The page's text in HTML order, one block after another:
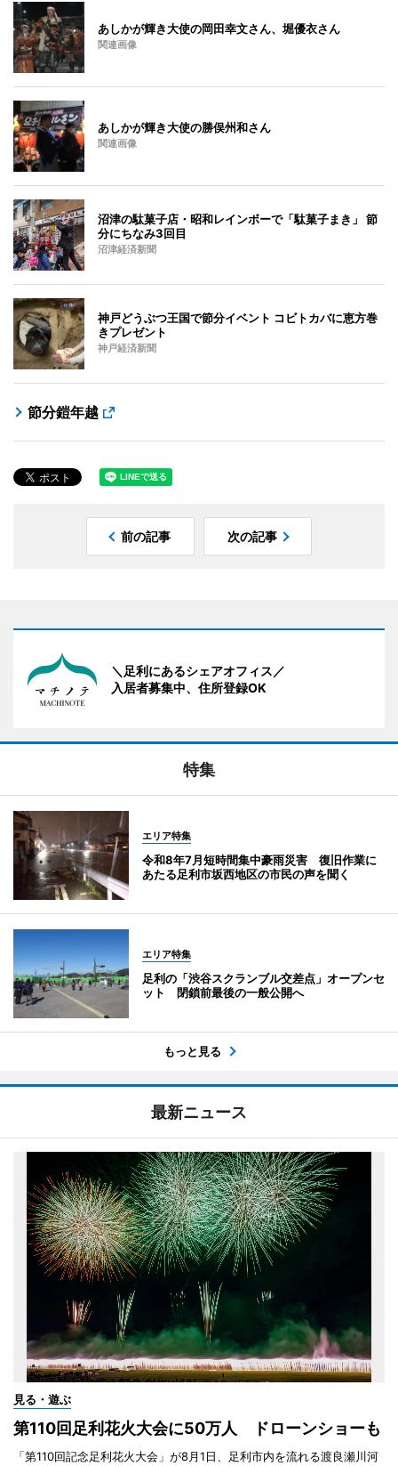
あしかが輝き大使の岡田幸文さん、堀優衣さん
関連画像
あしかが輝き大使の勝俣州和さん
関連画像
沼津の駄菓子店・昭和レインボーで「駄菓子まき」 節
分にちなみ3回目
沼津経済新聞
神戸どうぶつ王国で節分イベント コビトカバに恵方巻
きプレゼント
神戸経済新聞
節分鎧年越
前の記事 次の記事
＼足利にあるシェアオフィス／
入居者募集中、住所登録OK
特集
エリア特集
令和8年7月短時間集中豪雨災害 復旧作業に
あたる足利市坂西地区の市民の声を聞く
エリア特集
足利の「渋谷スクランブル交差点」オープンセ
ット 閉鎖前最後の一般公開へ
もっと見る
最新ニュース
見る・遊ぶ
第110回足利花火大会に50万人 ドローンショーも
「第110回記念足利花火大会」が8月1日、足利市内を流れる渡良瀬川河